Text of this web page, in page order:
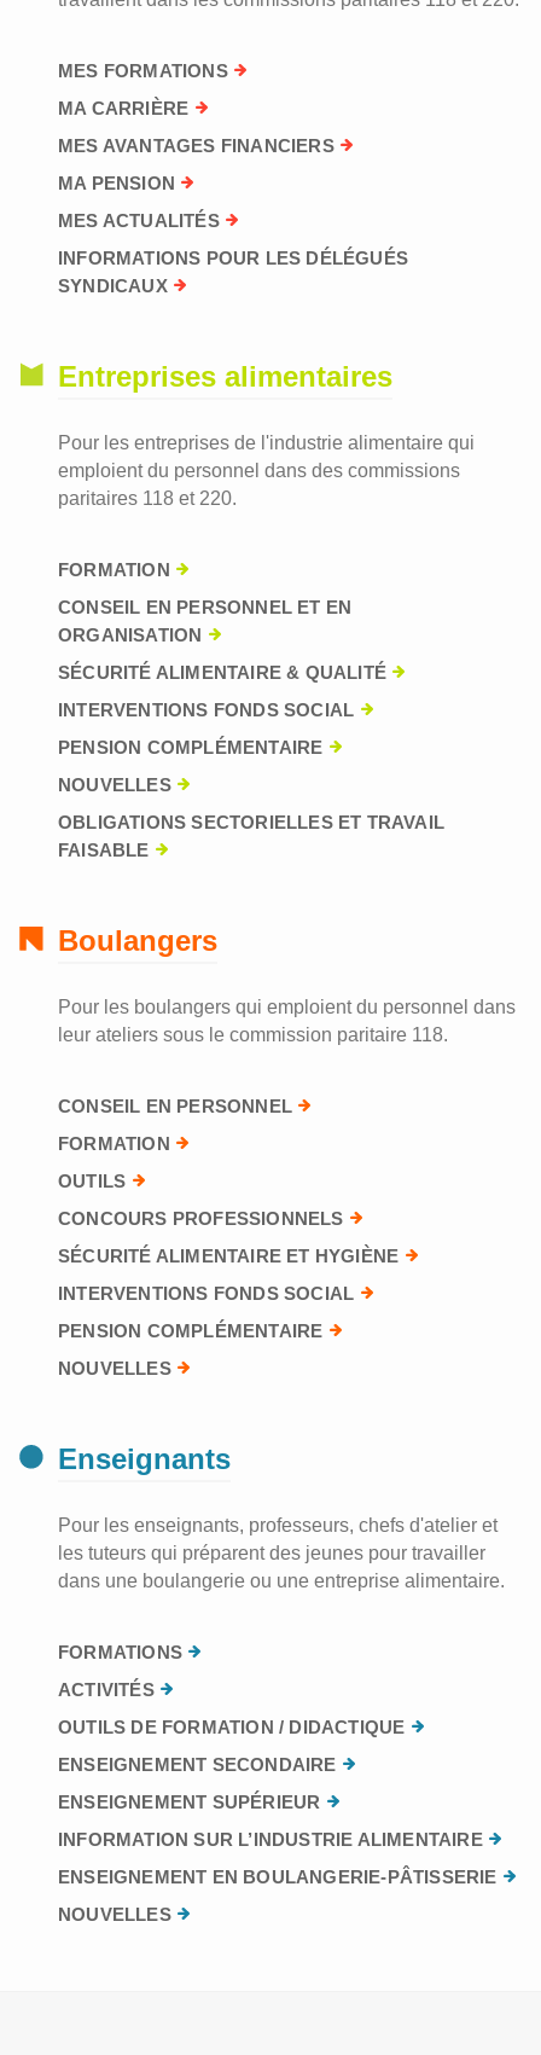
MES FORMATIONS
MA CARRIÈRE
MES AVANTAGES FINANCIERS
MA PENSION
MES ACTUALITÉS
INFORMATIONS POUR LES DÉLÉGUÉS
SYNDICAUX
Entreprises alimentaires
Pour les entreprises de l'industrie alimentaire qui
emploient du personnel dans des commissions
paritaires 118 et 220.
FORMATION
CONSEIL EN PERSONNEL ET EN
ORGANISATION
SÉCURITÉ ALIMENTAIRE & QUALITÉ
INTERVENTIONS FONDS SOCIAL
PENSION COMPLÉMENTAIRE
NOUVELLES
OBLIGATIONS SECTORIELLES ET TRAVAIL
FAISABLE
Boulangers
Pour les boulangers qui emploient du personnel dans
leur ateliers sous le commission paritaire 118.
CONSEIL EN PERSONNEL
FORMATION
OUTILS
CONCOURS PROFESSIONNELS
SÉCURITÉ ALIMENTAIRE ET HYGIÈNE
INTERVENTIONS FONDS SOCIAL
PENSION COMPLÉMENTAIRE
NOUVELLES
Enseignants
Pour les enseignants, professeurs, chefs d'atelier et
les tuteurs qui préparent des jeunes pour travailler
dans une boulangerie ou une entreprise alimentaire.
FORMATIONS
ACTIVITÉS
OUTILS DE FORMATION / DIDACTIQUE
ENSEIGNEMENT SECONDAIRE
ENSEIGNEMENT SUPÉRIEUR
INFORMATION SUR L’INDUSTRIE ALIMENTAIRE
ENSEIGNEMENT EN BOULANGERIE-PÂTISSERIE
NOUVELLES